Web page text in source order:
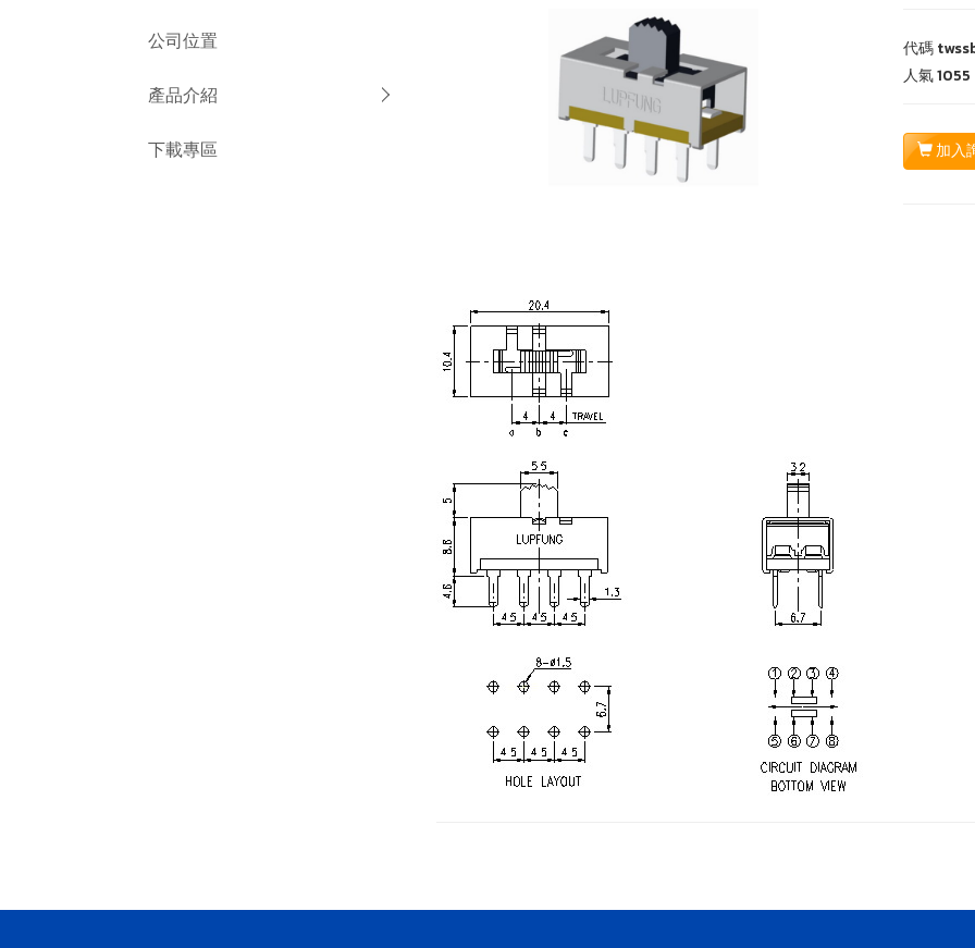
公司位置
產品介紹
下載專區
代碼
人氣1055
加入